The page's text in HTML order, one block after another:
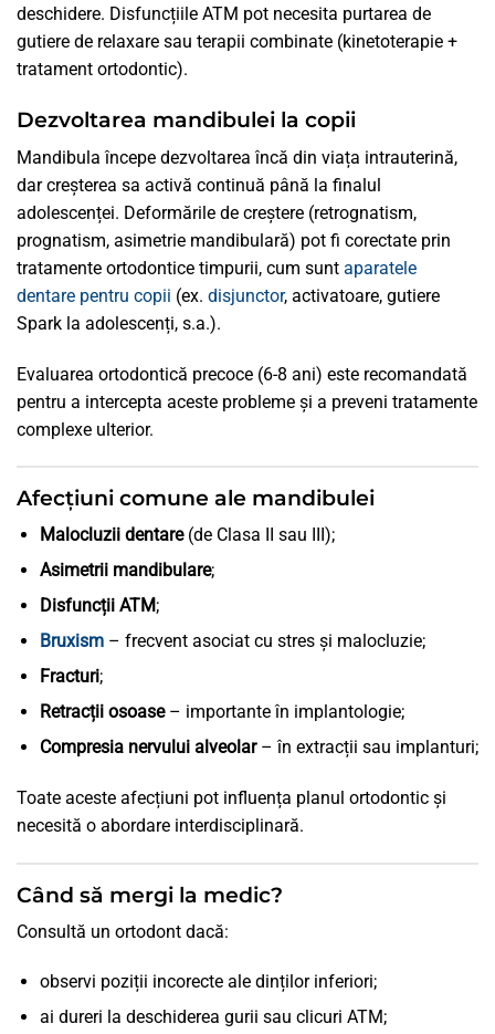
deschidere. Disfuncțiile ATM pot necesita purtarea de
gutiere de relaxare sau terapii combinate (kinetoterapie +
tratament ortodontic).
Dezvoltarea mandibulei la copii
Mandibula începe dezvoltarea încă din viața intrauterină,
dar creșterea sa activă continuă până la finalul
adolescenței. Deformările de creștere (retrognatism,
prognatism, asimetrie mandibulară) pot fi corectate prin
tratamente ortodontice timpurii, cum sunt aparatele
dentare pentru copii (ex. disjunctor, activatoare, gutiere
Spark la adolescenți, s.a.).
Evaluarea ortodontică precoce (6-8 ani) este recomandată
pentru a intercepta aceste probleme și a preveni tratamente
complexe ulterior.
Afecțiuni comune ale mandibulei
Malocluzii dentare(de Clasa II sau III);
Asimetrii mandibulare;
Disfuncții ATM;
Bruxism– frecvent asociat cu stres și malocluzie;
Fracturi;
Retracții osoase– importante în implantologie;
Compresia nervului alveolar– în extracții sau implanturi;
Toate aceste afecțiuni pot influența planul ortodontic și
necesită o abordare interdisciplinară.
Când să mergi la medic?
Consultă un ortodont dacă:
observi poziții incorecte ale dinților inferiori;
ai dureri la deschiderea gurii sau clicuri ATM;